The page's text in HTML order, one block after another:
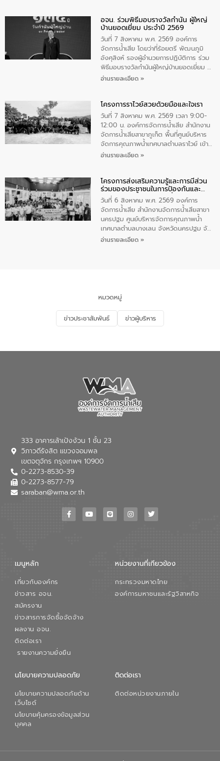
ทิพย์คำ รองผู้ว่าราชการจังหวัดมุกดาหาร
เป็นประธานในพิธี ณ เรือนจําชั่วคราวนาโสก
ตําบลนาโสก อําเภอเมืองมุกดาหาร จังหวัด
มุกดาหาร โดยในกิจกรรมได้ร่วมปลูกป่า และ
ทําความสะอาดภายในบริเวณ จัดกิจกรรม
เพื่อถวายเป็นพระราชกุศล สมเด็จพระนาง
เจ้าสิริกิติ์พระบรมราชินีนาถ พระบรมราช
อจน. ร่วมพิธีมอบรางวัลกำนัน ผู้ใหญ่
บ้านยอดเยี่ยม ประจำปี 2569
วันที่ 7 สิงหาคม พ.ศ. 2569 องค์การ
จัดการน้ำเสีย โดยว่าที่ร้อยตรี พัฒนภูมิ
อังศุสิงห์ รองผู้อำนวยการปฏิบัติการ ร่วม
พิธีมอบรางวัลกำนันผู้ใหญ่บ้านยอดเยี่ยม ณ
ทำเนียบรัฐบาล โดยมีนายอนุทิน ชาญวีรกูล
ทองคำและประกาศเกียรติคุณให้แก่ กำนัน
ผู้ใหญ่บ้านยอดเยี่ยม พร้อมกล่าวชื่นชม ให้
โอวาท และมอบนโยบาย
อ่านรายละเอียด »
โครงการราไวย์สวยด้วยมือและใจเรา
วันที่ 7 สิงหาคม พ.ศ. 2569 เวลา 9:00-
12:00 น. องค์การจัดการน้ำเสีย สำนักงาน
จัดการน้ำเสียสาขาภูเก็ต พื้นที่ศูนย์บริหาร
จัดการคุณภาพน้ำเทศบาลตำบลราไวย์ เข้า
ร่วมโครงการราไวย์สวยด้วยมือและใจเรา
ประชาชน ตัวแทนจากโรงแรมต่างๆ ในเขต
เทศบาลตำบลราไวย์ ศูนย์บริหารจัดการ
คุณภาพน้ำเทศบาลตำบลราไวย์ นำโดยนาย
น้อย แก้วเศษ ผู้จัดการสำนักงานจัดการน้ำ
เสียสาขาภูเก็ต พร้อมด้วยเจ้าหน้าที่ จำนวน
5 คน ร่วมทำกิจกรรม ทำความสะอาด
ชายหาดและแหล่งท่องเที่ยว ณ บริเวณ
อ่านรายละเอียด »
โครงการส่งเสริมความรู้และการมีส่วน
ร่วมของประชาชนในการป้องกันและ
แก้ไขปัญหาน้ำเสียอย่างยั่งยืน
วันที่ 6 สิงหาคม พ.ศ. 2569 องค์การ
จัดการน้ำเสีย สำนักงานจัดการน้ำเสียสาขา
นครปฐม ศูนย์บริหารจัดการคุณภาพน้ำ
เทศบาลตำบลบางเลน จังหวัดนครปฐม จัด
กิจกรรมภายใต้โครงการส่งเสริมความรู้และ
จัดการน้ำเสียและสร้างจิตสำนึกในการ
อนุรักษ์สิ่งแวดล้อม ในหัวข้อ “น้ำเสียชุมชน
และการบำบัดน้ำเสียเบื้องต้น” โดยให้ความรู้
เกี่ยวกับสาเหตุและผลกระทบของน้ำเสีย
ณ เทศบาลตำบลบางเลน จังหวัดนครปฐม
อ่านรายละเอียด »
หมวดหมู่
ข่าวประชาสัมพันธ์ ข่าวผู้บริหาร
333 อาคารเล้าเป้งง้วน 1 ชั้น 23
วิภาวดีรังสิต แขวงจอมพล
เขตจตุจักร กรุงเทพฯ 10900
0-2273-8530-39
0-2273-8577-79
saraban@wma.or.th
เมนูหลัก
เกี่ยวกับองค์กร
ข่าวสาร อจน.
สมัครงาน
ข่าวสารการจัดซื้อจัดจ้าง
ผลงาน อจน.
ติดต่อเรา
รายงานความยั่งยืน
หน่วยงานที่เกียวข้อง
กระทรวงมหาดไทย
องค์การมหาชนและรัฐวิสาหกิจ
นโยบายความปลอดภัย
นโยบายความปลอดภัยด้าน
เว็บไซต์
นโยบายคุ้มครองข้อมูลส่วน
บุคคล
ติดต่อเรา
ติดต่อหน่วยงานภายใน